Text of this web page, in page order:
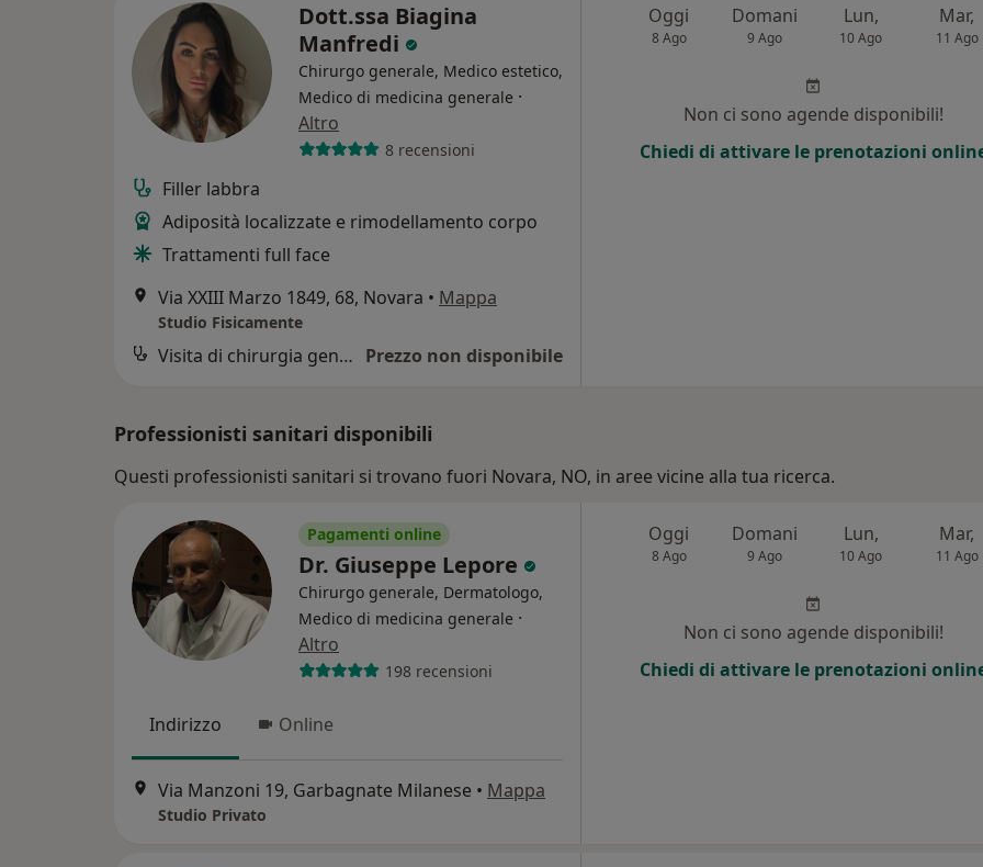
Dott.ssa Biagina
Manfredi
Chirurgo generale, Medico estetico,
Medico di medicina generale ·
Altro
8 recensioni
Filler labbra
Adiposità localizzate e rimodellamento corpo
Trattamenti full face
Via XXIII Marzo 1849, 68, Novara • Mappa
Studio Fisicamente
Visita di chirurgia generale Prezzo non disponibile
Oggi
8 Ago
Domani
9 Ago
Lun,
10 Ago
Mar,
11 Ago
Non ci sono agende disponibili!
Chiedi di attivare le prenotazioni
Professionisti sanitari disponibili
Questi professionisti sanitari si trovano fuori Novara, NO, in aree vicine alla tua ricerca.
Pagamenti online
Dr. Giuseppe Lepore
Chirurgo generale, Dermatologo,
Medico di medicina generale ·
Altro
198 recensioni
Indirizzo Online
Via Manzoni 19, Garbagnate Milanese • Mappa
Studio Privato
Oggi
8 Ago
Domani
9 Ago
Lun,
10 Ago
Mar,
11 Ago
Non ci sono agende disponibili!
Chiedi di attivare le prenotazioni